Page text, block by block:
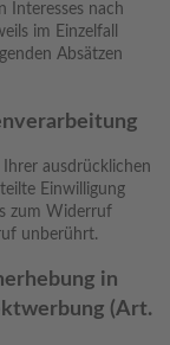
Interesses nach
im Einzelfall
Absätzen
ausdrücklichen
Einwilligung
zum Widerruf
unberührt.
in
(Art.